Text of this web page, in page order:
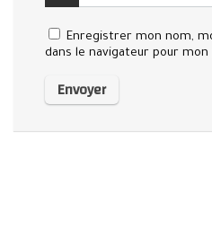
Enregistrer mon nom,
dans le navigateur pour